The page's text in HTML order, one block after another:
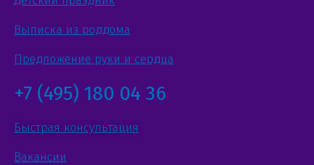
Выписка из роддома
Предложение руки и сердца
+7 (495) 180 04 36
Быстрая консультация
Вакансии